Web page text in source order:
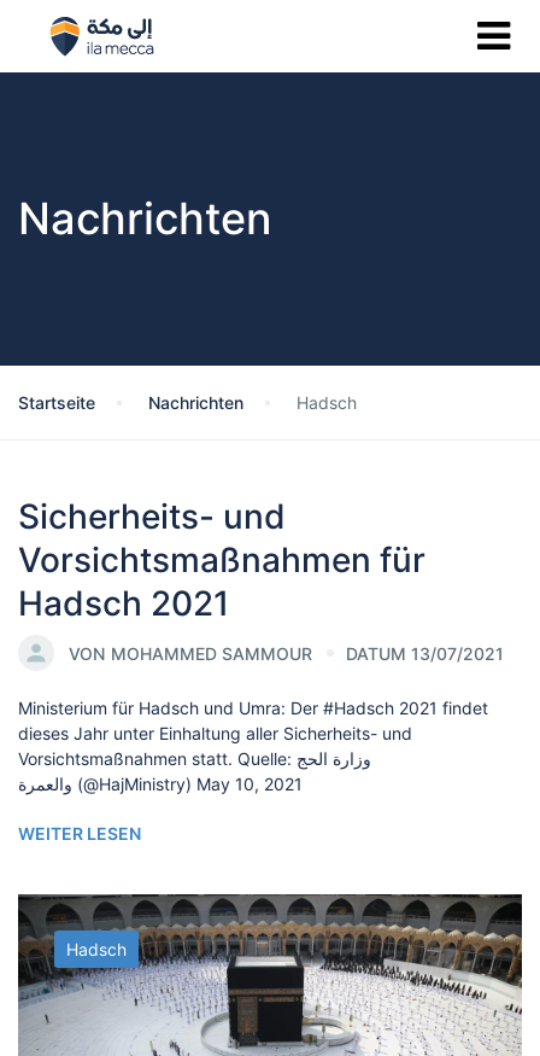
Nachrichten
Startseite Nachrichten Hadsch
Sicherheits- und
Vorsichtsmaßnahmen für
Hadsch 2021
VON MOHAMMED SAMMOUR DATUM 13/07/2021
Ministerium für Hadsch und Umra: Der #Hadsch 2021 findet
dieses Jahr unter Einhaltung aller Sicherheits- und
Vorsichtsmaßnahmen statt. Quelle: وزارة الحج
والعمرة (@HajMinistry) May 10, 2021
WEITER LESEN
Hadsch